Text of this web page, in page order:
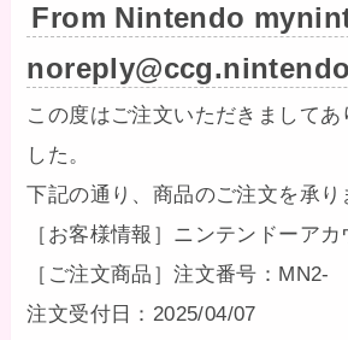
From Nintendo
この度はご注文いただきましてあ
した。
下記の通り、商品のご注文を承り
［お客様情報］ニンテンドーアカ
［ご注文商品］注文番号：MN2-
注文受付日：2025/04/07